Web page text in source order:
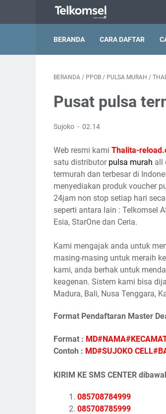
BERANDA CARA DAFTAR
BERANDA / PPOB / PULSA MURAH /
Pusat pulsa
Sujoko 02.14
Web resmi kami Thalita-
satu distributor pulsa murah all
termurah dan terbesar di
menyediakan produk voucher
24jam non stop setiap hari
seperti antara lain : Telkomsel
Esia, StarOne dan Ceria.
Kami mengajak anda untuk
masing-masing untuk meraih
kami, anda berhak untuk
keagenan. Sistem kami bisa
Madura, Bali, Nusa Tenggara,
Format Pendaftaran Master
Format :
Contoh : MD#SUJOKO
KIRIM KE SMS CENTER
085708784999
085708785999